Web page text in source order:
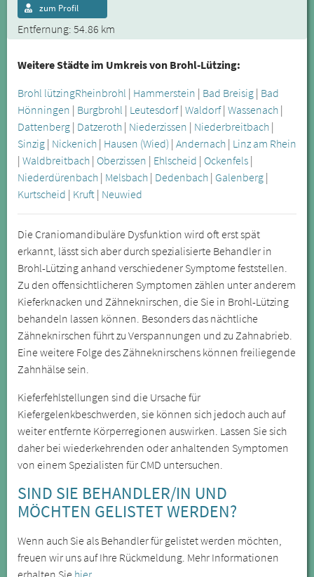
Entfernung: 54.86 km
zum Profil
Weitere Städte im Umkreis von Brohl-Lützing:
Brohl lützingRheinbrohl | Hammerstein | Bad Breisig | Bad
Hönningen | Burgbrohl | Leutesdorf| Waldorf| Wassenach |
Dattenberg | Datzeroth | Niederzissen | Niederbreitbach |
Sinzig | Nickenich | Hausen (Wied) | Andernach | Linz am Rhein
| Waldbreitbach | Oberzissen | Ehlscheid | Ockenfels |
Niederdürenbach | Melsbach | Dedenbach | Galenberg |
Kurtscheid | Kruft | Neuwied
Die Craniomandibuläre Dysfunktion wird oft erst spät
erkannt, lässt sich aber durch spezialisierte Behandler in
Brohl-Lützing anhand verschiedener Symptome feststellen.
Zu den offensichtlicheren Symptomen zählen unter anderem
Kieferknacken und Zähneknirschen, die Sie in Brohl-Lützing
behandeln lassen können. Besonders das nächtliche
Zähneknirschen führt zu Verspannungen und zu Zahnabrieb.
Eine weitere Folge des Zähneknirschens können freiliegende
Zahnhälse sein.
Kieferfehlstellungen sind die Ursache für
Kiefergelenkbeschwerden, sie können sich jedoch auch auf
weiter entfernte Körperregionen auswirken. Lassen Sie sich
daher bei wiederkehrenden oder anhaltenden Symptomen
von einem Spezialisten für CMD untersuchen.
SIND SIE BEHANDLER/IN UND
MÖCHTEN GELISTET WERDEN?
Wenn auch Sie als Behandler für gelistet werden möchten,
freuen wir uns auf Ihre Rückmeldung. Mehr Informationen